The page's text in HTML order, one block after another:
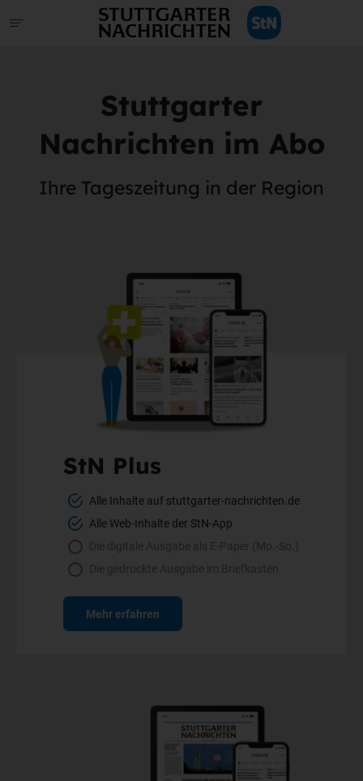
Stuttgarter
Nachrichten im Abo
Ihre Tageszeitung in der Region
StN Plus
Alle Inhalte auf stuttgarter-nachrichten.de
Alle Web-Inhalte der StN-App
Die digitale Ausgabe als E-Paper (Mo.-So.)
Die gedruckte Ausgabe im Briefkasten
Mehr erfahren